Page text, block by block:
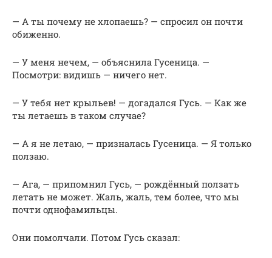
— А ты почему не хлопаешь? — спросил он почти
обиженно.
— У меня нечем, — объяснила Гусеница. —
Посмотри: видишь — ничего нет.
— У тебя нет крыльев! — догадался Гусь. — Как же
ты летаешь в таком случае?
— А я не летаю, — призналась Гусеница. — Я только
ползаю.
— Ага, — припомнил Гусь, — рождённый ползать
летать не может. Жаль, жаль, тем более, что мы
почти однофамильцы.
Они помолчали. Потом Гусь сказал: